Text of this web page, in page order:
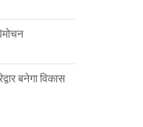
बनेगा विकास